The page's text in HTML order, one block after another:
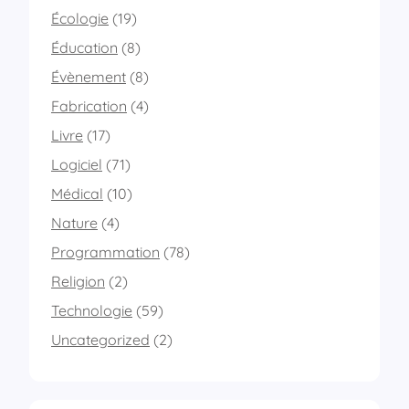
Écologie (19)
Éducation (8)
Évènement (8)
Fabrication (4)
Livre (17)
Logiciel (71)
Médical (10)
Nature (4)
Programmation (78)
Religion (2)
Technologie (59)
Uncategorized (2)